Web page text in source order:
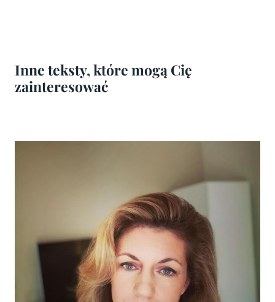
Inne teksty, które mogą Cię
zainteresować